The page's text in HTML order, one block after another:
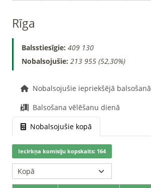
Rīga
Balsstiesīgie: 409 130
Nobalsojušie: 213 955 (52,30%)
Nobalsojušie iepriekšējā balsošanā
Balsošana vēlēšanu dienā
Nobalsojušie kopā
Iecirkņa komisiju kopskaits: 164